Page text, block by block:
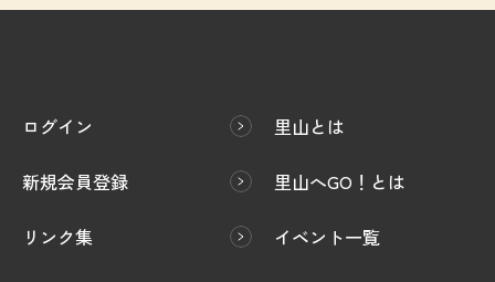
ログイン
新規会員登録
リンク集
里山とは
里山へGO！とは
イベント一覧